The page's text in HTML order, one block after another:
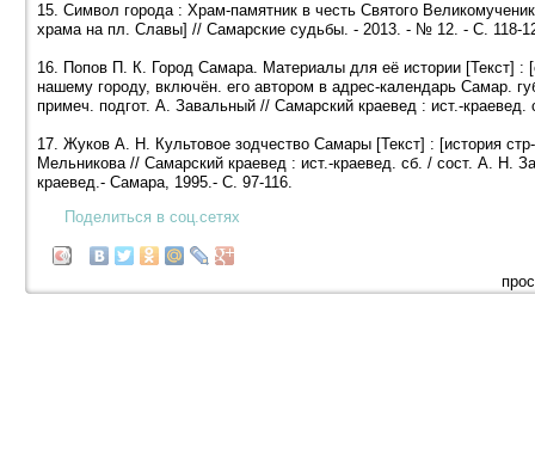
15. Символ города : Храм-памятник в честь Святого
храма на пл. Славы] // Самарские судьбы. - 2013. - № 12. - С. 118-
16. Попов П. К. Город Самара. Материалы для её истории [Текст] :
нашему городу, включён. его автором в адрес-календарь Самар.
примеч. подгот. А. Завальный // Самарский краевед : ист.-
17. Жуков А. Н. Культовое зодчество Самары [Текст] : [история
Мельникова // Самарский краевед : ист.-краевед. сб. / сост. А. Н.
краевед.- Самара, 1995.- С. 97-116.
Поделиться в соц.сетях